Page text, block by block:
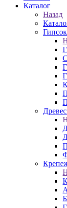
Каталог
Назад